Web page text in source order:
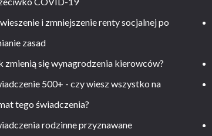
i zmniejszenie renty socjalnej po
zasad
zmienią się wynagrodzenia kierowców?
500+ - czy wiesz wszystko na
tego świadczenia?
rodzinne przyznawane